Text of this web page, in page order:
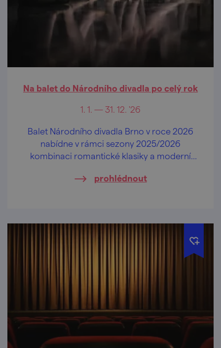
Na balet do Národního divadla po celý rok
1. 1. — 31. 12. '26
Balet Národního divadla Brno v roce 2026
nabídne v rámci sezony 2025/2026
kombinaci romantické klasiky a moderní
prohlédnout